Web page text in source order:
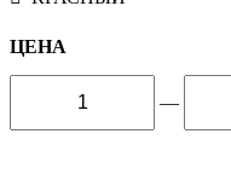
ЦЕНА
—